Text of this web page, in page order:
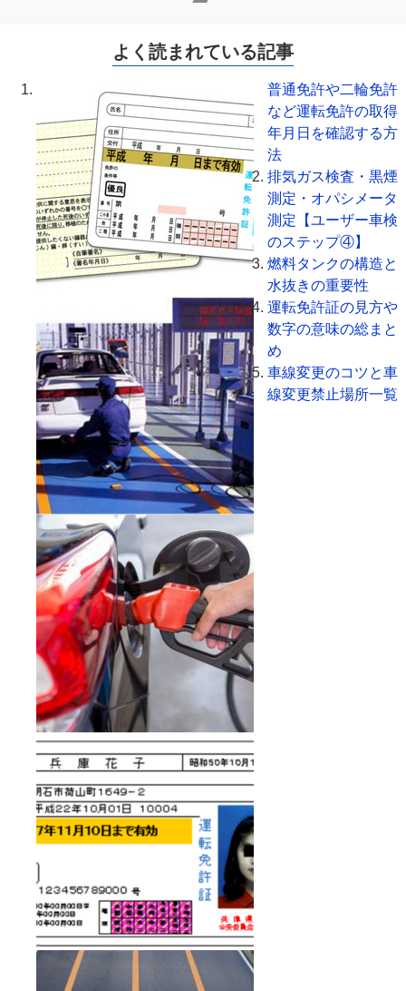
よく読まれている記事
普通免許や二輪免許
など運転免許の取得
年月日を確認する方
法
排気ガス検査・黒煙
測定・オパシメータ
測定【ユーザー車検
のステップ④】
燃料タンクの構造と
水抜きの重要性
運転免許証の見方や
数字の意味の総まと
め
車線変更のコツと車
線変更禁止場所一覧